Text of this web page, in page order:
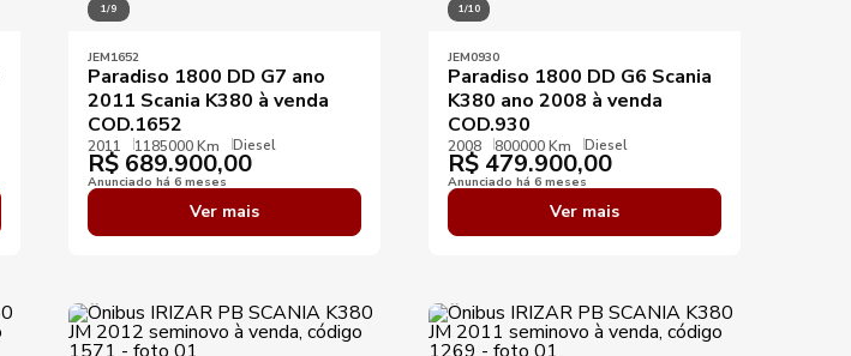
1/9
JEM1652
Paradiso 1800 DD G7 ano
2011 Scania K380 à venda
COD.1652
2011 1185000 Km Diesel
R$ 689.900,00
Anunciado há 6 meses
Ver mais
1/10
JEM0930
Paradiso 1800 DD G6 Scania
K380 ano 2008 à venda
COD.930
2008 800000 Km Diesel
R$ 479.900,00
Anunciado há 6 meses
Ver mais